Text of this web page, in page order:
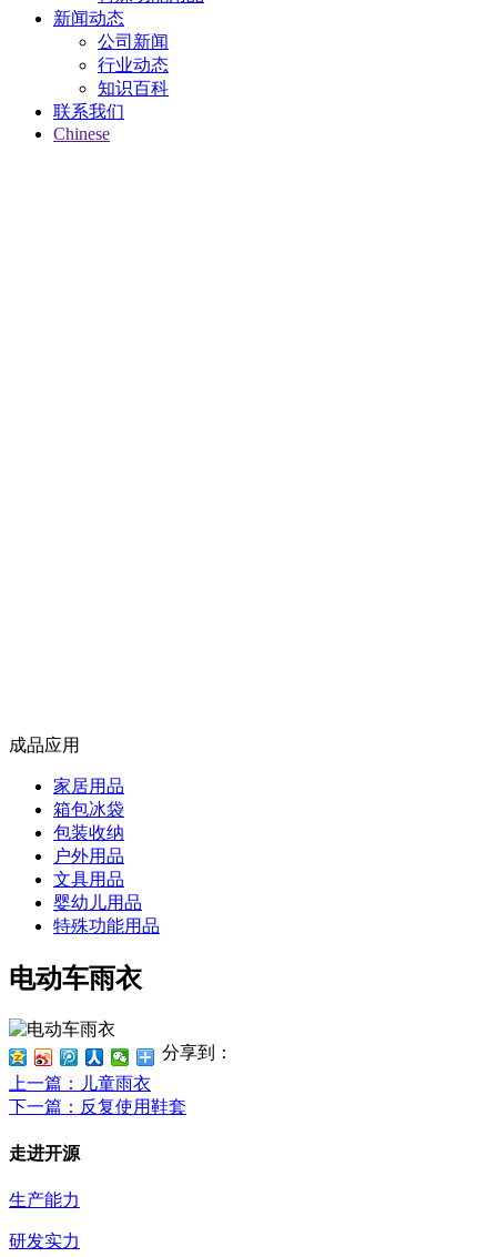
新闻动态
公司新闻
行业动态
知识百科
联系我们
Chinese
成品应用
家居用品
箱包冰袋
包装收纳
户外用品
文具用品
婴幼儿用品
特殊功能用品
电动车雨衣
分享到：
上一篇 ：儿童雨衣
下一篇 ：反复使用鞋套
走进开源
生产能力
研发实力